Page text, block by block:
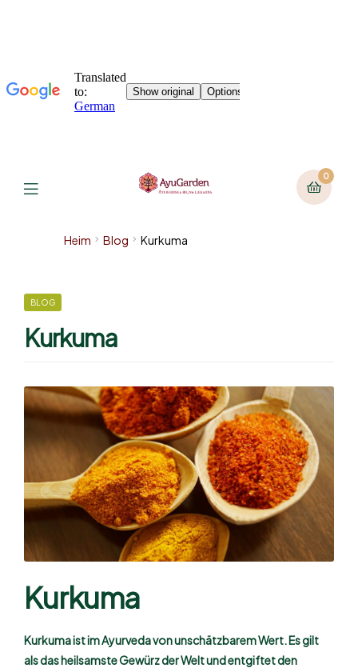
0
Heim Blog Kurkuma
BLOG
Kurkuma
Kurkuma
Kurkuma ist im Ayurveda von unschätzbarem Wert. Es gilt
als das heilsamste Gewürz der Welt und entgiftet den